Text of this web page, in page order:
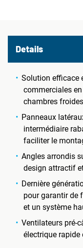
Details
Solution efficace
commerciales
chambres froides
Panneaux
intermédiaire
faciliter le
Angles arrondis
design attractif
Dernière
pour garantir de
et un système
Ventilateurs pré-
électrique rapide